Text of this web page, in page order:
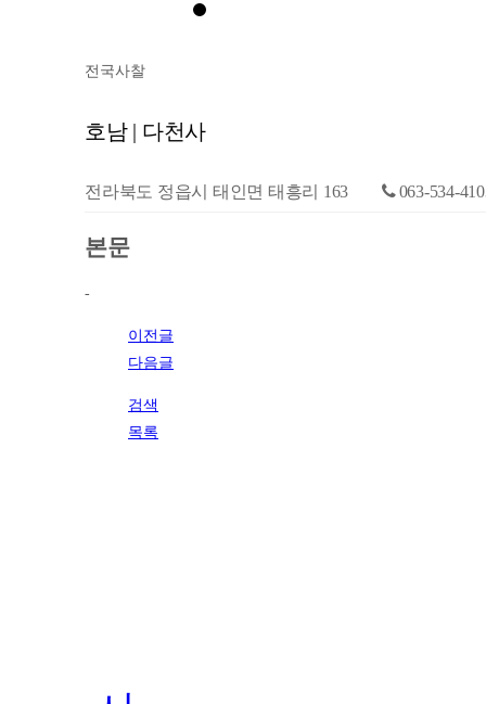
전국사찰
호남 | 다천사
전라북도 정읍시 태인면 태흥리 163 063-534-
본문
-
이전글
다음글
검색
목록